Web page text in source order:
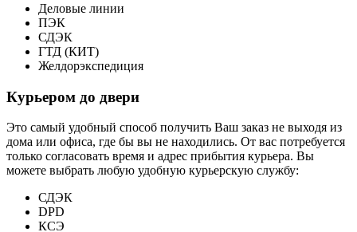
Деловые линии
ПЭК
СДЭК
ГТД (КИТ)
Желдорэкспедиция
Курьером до двери
Это самый удобный способ получить Ваш заказ не выходя из
дома или офиса, где бы вы не находились. От вас потребуется
только согласовать время и адрес прибытия курьера. Вы
можете выбрать любую удобную курьерскую службу:
СДЭК
DPD
КСЭ